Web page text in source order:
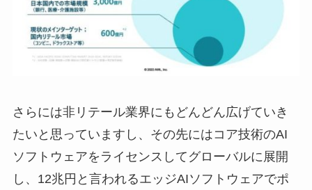
さらには非リテール業界にもどんどん広げていき
たいと思っていますし、その先にはコア技術のAI
ソフトウェアをライセンスしてグローバルに展開
し、12兆円と言われるエッジAIソフトウェアでポ